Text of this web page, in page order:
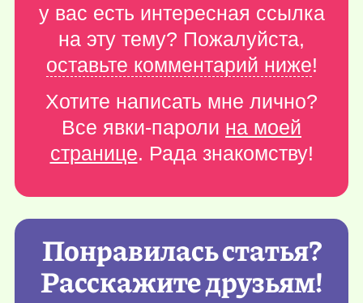
у вас есть интересная ссылка
на эту тему? Пожалуйста,
оставьте комментарий ниже!
Хотите написать мне лично?
Все явки-пароли на моей
странице. Рада знакомству!
Понравилась статья?
Расскажите друзьям!